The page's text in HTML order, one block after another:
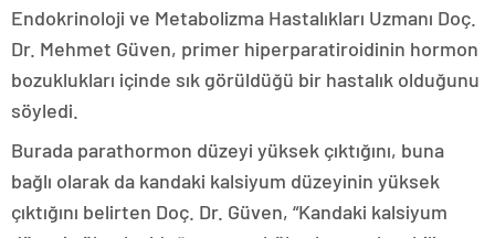
Endokrinoloji ve Metabolizma Hastalıkları Uzmanı Doç.
Dr. Mehmet Güven, primer hiperparatiroidinin hormon
bozuklukları içinde sık görüldüğü bir hastalık olduğunu
söyledi.
Burada parathormon düzeyi yüksek çıktığını, buna
bağlı olarak da kandaki kalsiyum düzeyinin yüksek
çıktığını belirten Doç. Dr. Güven, “Kandaki kalsiyum